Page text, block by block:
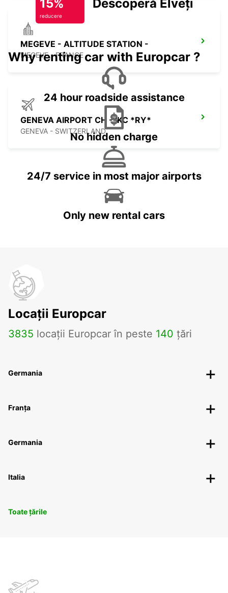
MEGEVE - ALTITUDE STATION -
MEGEVE - FRANCE
GENEVA AIRPORT CH - IKC *RY*
GENEVA - SWITZERLAND
15%
reducere
Descoperă Elveția
Why renting car with Europcar ?
24 hour roadside assistance
No hidden charge
24/7 service in most major airports
Only new rental cars
Locații Europcar
3835 locații Europcar în peste 140 țări
Germania
Franța
Germania
Italia
Toate țările